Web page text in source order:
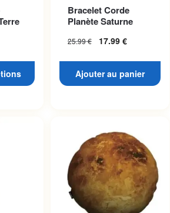
sur la
Bracelet Corde
Planète Saturne
25.99€ 17.99 €
Ajouter au panier